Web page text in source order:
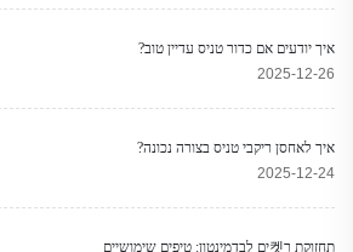
איך יודעים אם כדור טניס עדיין טוב?
2025-12-26
איך לאחסן ריקבי טניס בצורה נכונה?
2025-12-24
תחזוקת ר켓ים לבדמינטון: טיפים שימושיים